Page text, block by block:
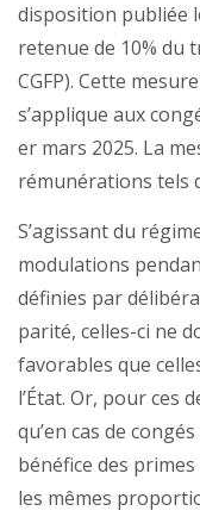
disposition publiée
retenue de 10% du
CGFP). Cette
s’applique aux
er mars 2025. La
rémunérations tels
S’agissant du
modulations
définies par
parité, celles-ci ne
favorables que
l’État. Or, pour ces
qu’en cas de
bénéfice des
les mêmes